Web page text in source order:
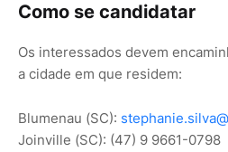
Como se candidatar
Os interessados devem
a cidade em que residem:
Blumenau (SC):
Joinville (SC): (47) 9 9661-0798